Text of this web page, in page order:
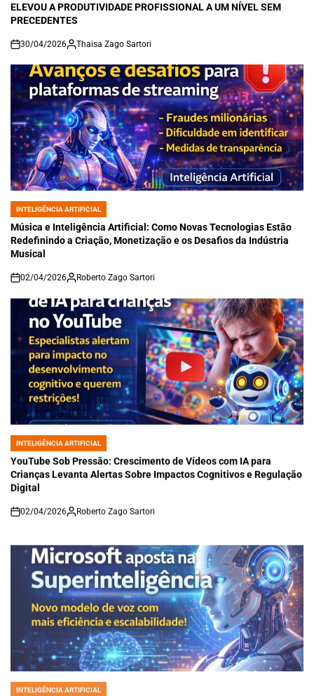
ELEVOU A PRODUTIVIDADE PROFISSIONAL A UM NÍVEL SEM
PRECEDENTES
on
30/04/2026 Thaisa Zago Sartori
POSTED
IN
INTELIGÊNCIA ARTIFICIAL
Música e Inteligência Artificial: Como Novas Tecnologias Estão
Redefinindo a Criação, Monetização e os Desafios da Indústria
Musical
on
02/04/2026 Roberto Zago Sartori
POSTED
IN
INTELIGÊNCIA ARTIFICIAL
YouTube Sob Pressão: Crescimento de Vídeos com IA para
Crianças Levanta Alertas Sobre Impactos Cognitivos e Regulação
Digital
on
02/04/2026 Roberto Zago Sartori
POSTED
Microsoft Aposta na Superinteligência: Novo Modelo de Voz